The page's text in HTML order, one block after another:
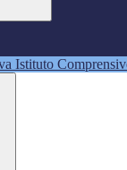
Istituto